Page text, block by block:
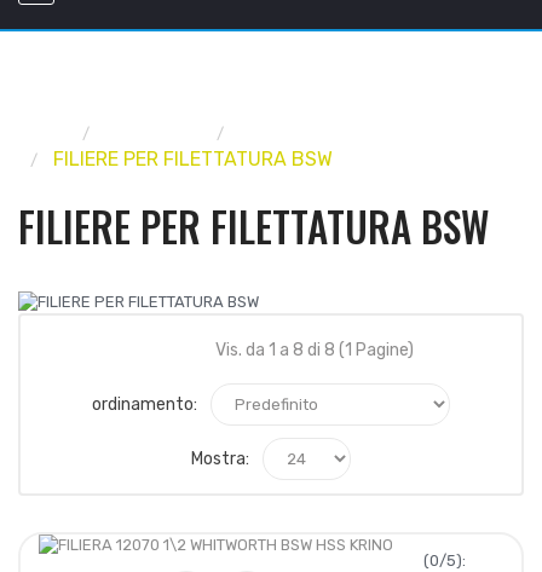
FILIERE PER FILETTATURA BSW
FILIERE PER FILETTATURA BSW
Vis. da 1 a 8 di 8 (1 Pagine)
ordinamento:
Mostra:
(0/5):